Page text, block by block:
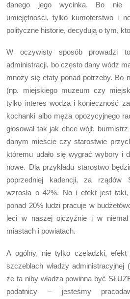
danego jego wycinka. Bo nie
umiejętności, tylko kumoterstwo i
polityczne historie, decydują o tym,
W oczywisty sposób prowadzi
administracji, bo często dany wódz
mnoży się etaty ponad potrzeby. Bo
(np. miejskiego muzeum czy
tylko interes wodza i konieczność
kochanki albo męża opozycyjnego
głosował tak jak chce wójt,
danym mieście czy starostwie
któremu udało się wygrać wybory i
nowe. Dla przykładu starostwo
poprzedniej kadencji, za rządów
wzrosła o 42%. No i efekt jest
ponad 20% ludzi pracuje w
leci w naszej ojczyźnie i w niemal
miastach i powiatach.
A ogólny, nie tylko czeladzki,
szczeblach władzy administracyjnej
że ta niby władza powinna być
podatnicy – jesteśmy